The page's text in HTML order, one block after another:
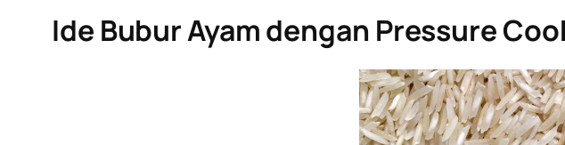
Ide Bubur Ayam dengan Pressure